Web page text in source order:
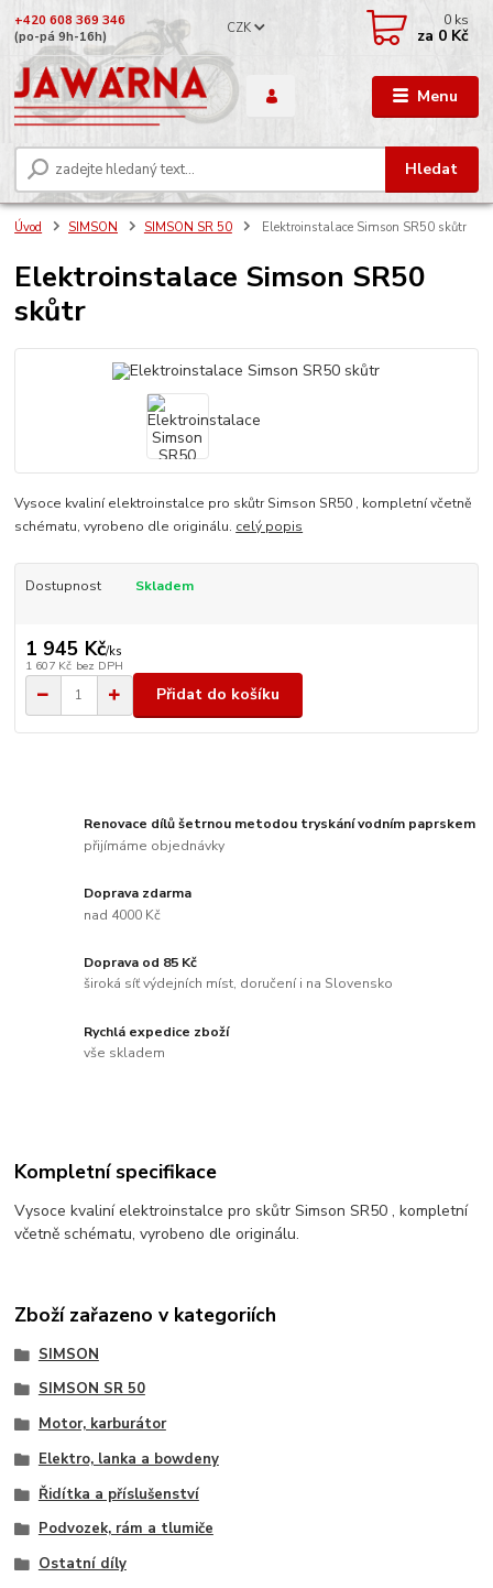
Menu
CZK
Hledat
+420 608 369 346
(po-pá 9h-16h)
0 ks
za 0 Kč
Úvod SIMSON SIMSON SR 50 Elektroinstalace Simson SR50 skůtr
Elektroinstalace Simson SR50
skůtr
Vysoce kvaliní elektroinstalce pro skůtr Simson SR50 , kompletní včetně
schématu, vyrobeno dle originálu. celý popis
Dostupnost Skladem
1 945 Kč/ks
1 607 Kč bez DPH
Přidat do košíku
Renovace dílů šetrnou metodou tryskání vodním paprskem
přijímáme objednávky
Doprava zdarma
nad 4000 Kč
Doprava od 85 Kč
široká síť výdejních míst, doručení i na Slovensko
Rychlá expedice zboží
vše skladem
Kompletní specifikace
Vysoce kvaliní elektroinstalce pro skůtr Simson SR50 , kompletní
včetně schématu, vyrobeno dle originálu.
Zboží zařazeno v kategoriích
SIMSON
SIMSON SR 50
Motor, karburátor
Elektro, lanka a bowdeny
Řidítka a příslušenství
Podvozek, rám a tlumiče
Ostatní díly